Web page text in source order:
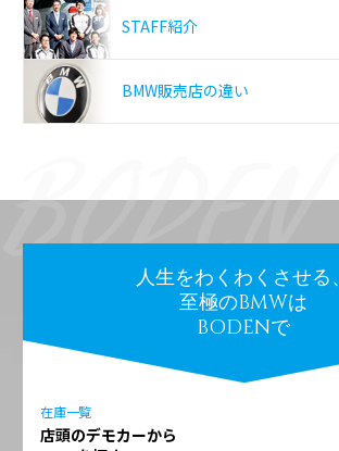
STAFF紹介
BMW販売店の違い
人生をわくわくさせる、
至極のBMWは
BODENで
在庫一覧
店頭のデモカーから